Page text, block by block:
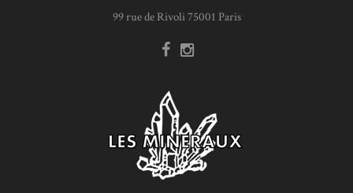
99 rue de Rivoli 75001 Paris